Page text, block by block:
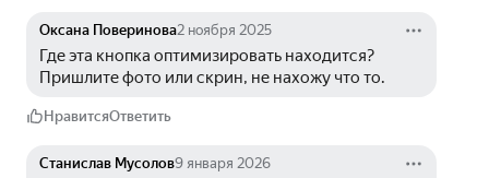
Оксана Поверинова2 ноября 2025
Где эта кнопка оптимизировать находится?
Пришлите фото или скрин, не нахожу что то.
НравитсяОтветить
Станислав Мусолов9 января 2026